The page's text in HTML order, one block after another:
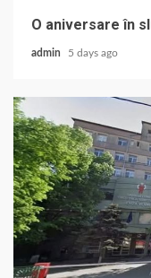
O aniversare în
admin 5 days ago